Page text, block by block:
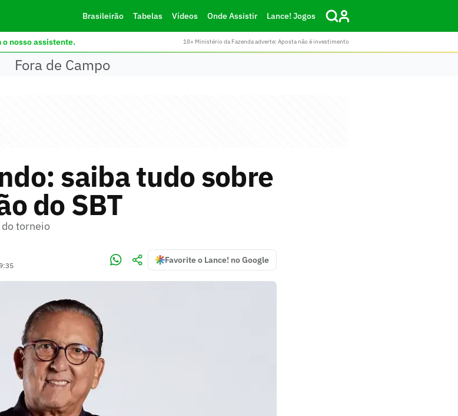
Brasileirão Tabelas Vídeos Onde Assistir Lance! Jogos
o nosso assistente. 18+ Ministério da Fazenda adverte: Aposta não é investimento
Fora de Campo
saiba tudo sobre
do SBT
torneio
Favorite o Lance! no Google